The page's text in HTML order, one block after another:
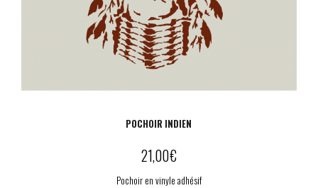
POCHOIR INDIEN
21,00€
Pochoir en vinyle adhésif